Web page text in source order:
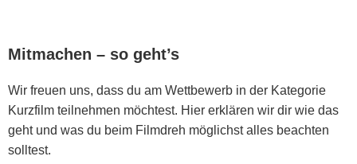
Mitmachen – so geht’s
Wir freuen uns, dass du am Wettbewerb in der Kategorie
Kurzfilm teilnehmen möchtest. Hier erklären wir dir wie das
geht und was du beim Filmdreh möglichst alles beachten
solltest.